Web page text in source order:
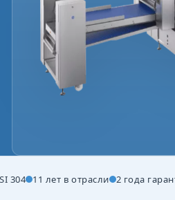
304 11 лет в отрасли 2 года